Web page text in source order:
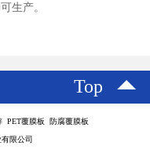
生产。
Top
PET覆膜板 防腐覆膜板
限公司